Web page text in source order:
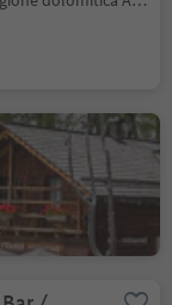
Alta Badia